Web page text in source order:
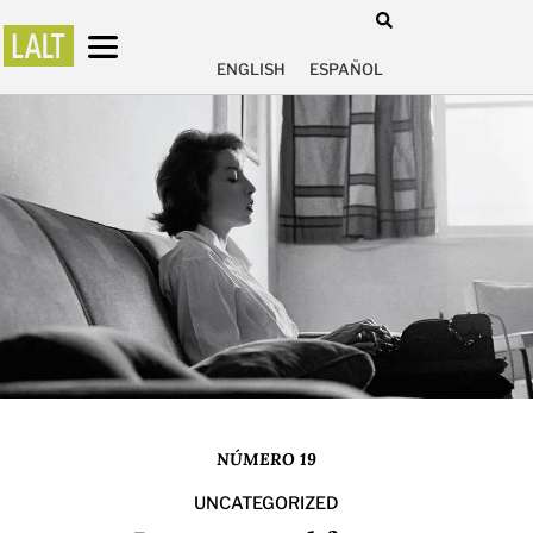
ENGLISH ESPAÑOL
NÚMERO 19
UNCATEGORIZED